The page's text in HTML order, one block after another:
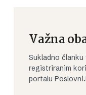
Važna
Sukladno
registriranim
portalu